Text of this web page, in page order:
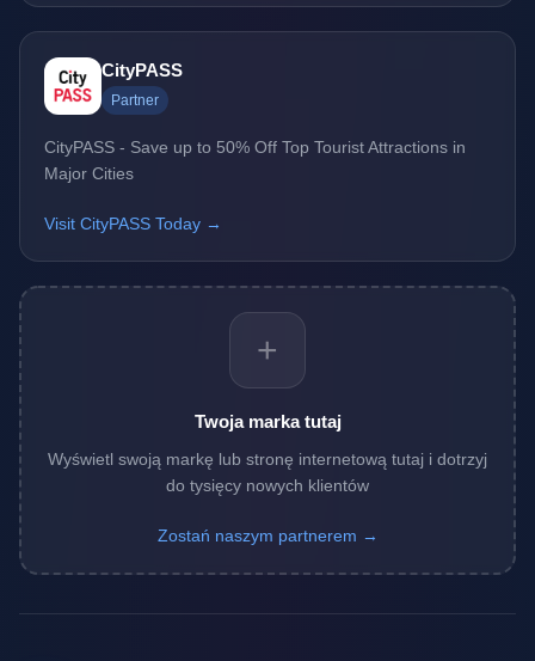
CityPASS
Partner
CityPASS - Save up to 50% Off Top Tourist Attractions in
Major Cities
Visit CityPASS Today →
+
Twoja marka tutaj
Wyświetl swoją markę lub stronę internetową tutaj i dotrzyj
do tysięcy nowych klientów
Zostań naszym partnerem →